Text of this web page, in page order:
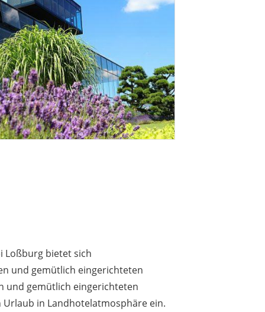
Loßburg bietet sich
und gemütlich eingerichteten
und gemütlich eingerichteten
in Landhotelatmosphäre ein.